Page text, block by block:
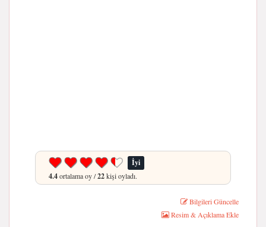
İyi
4.4ortalama oy /22kişi oyladı.
Bilgileri Güncelle
Resim & Açıklama Ekle